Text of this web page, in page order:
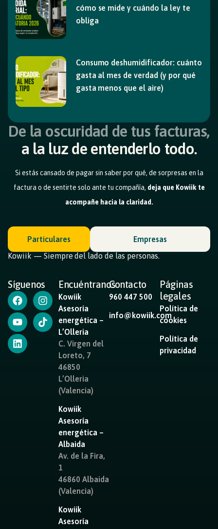
cómo se mide y cuándo la ley te
obliga
Consumo deshumidificador: cuánto
gasta al mes de verdad (y por qué
gasta menos que el aire)
De la oscuridad de tus facturas,
a la luz de entenderlo todo.
Si estás cansado de pagar sin saber por qué, de sorpresas en la
factura o de sentirte solo ante tu compañía, deja que Kowiik te
acompañe hacia la claridad.
Particulares
Empresas
Kowiik — Siempre del lado de las personas.
Síguenos Encuéntranos
Kowiik
Asesoría
energética –
L’Olleria
C. Virgen del
Loreto, 7
46850
L’Olleria
(Valencia)
Kowiik
Asesoría
energética –
Albaida
Av. de la Fira,
1
46860 Albaida
(Valencia)
Kowiik
Asesoría
Contacto
960 447 500
info@kowiik.com
Páginas
legales
Política de
cookies
Política de
privacidad